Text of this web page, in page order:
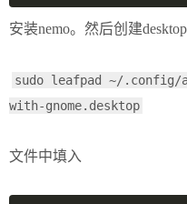
安装nemo。然后创建
sudo leafpad ~/.config/
with-gnome.desktop
文件中填入